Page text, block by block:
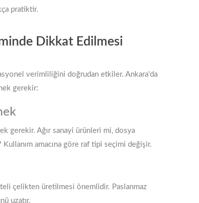
pratiktir.
Dikkat Edilmesi
verimliliğini doğrudan etkiler. Ankara'da
gerekir:
gerekir. Ağır sanayi ürünleri mi, dosya
amacına göre raf tipi seçimi değişir.
çelikten üretilmesi önemlidir. Paslanmaz
uzatır.